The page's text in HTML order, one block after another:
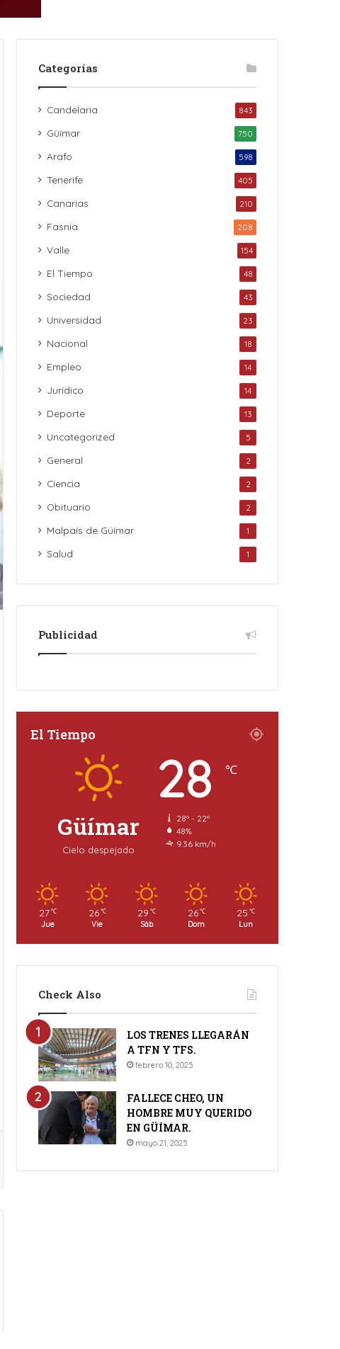
Categorías
Candelaria 843
Güímar 750
Arafo 598
Tenerife 405
Canarias 210
Fasnia 208
Valle 154
El Tiempo 48
Sociedad 43
Universidad 23
Nacional 18
Empleo 14
Jurídico 14
Deporte 13
Uncategorized 5
General 2
Ciencia 2
Obituario 2
Malpaís de Güímar 1
Salud 1
Publicidad
El Tiempo
Güímar
Cielo despejado
28 ℃
28º - 22º
48%
9.36 km/h
27 ℃
Jue
26 ℃
Vie
29 ℃
Sáb
26 ℃
Dom
25 ℃
Lun
Check Also
LOS TRENES LLEGARÁN
A TFN Y TFS.
febrero 10, 2025
FALLECE CHEO, UN
HOMBRE MUY QUERIDO
EN GÜÍMAR.
mayo 21, 2025